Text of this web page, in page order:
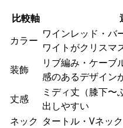
比較軸
カラー
ワインレッド・バ
ワイトがクリスマ
装飾
リブ編み・ケーブ
感のあるデザイン
丈感
ミディ丈（膝下〜
出しやすい
ネック タートル・Vネッ